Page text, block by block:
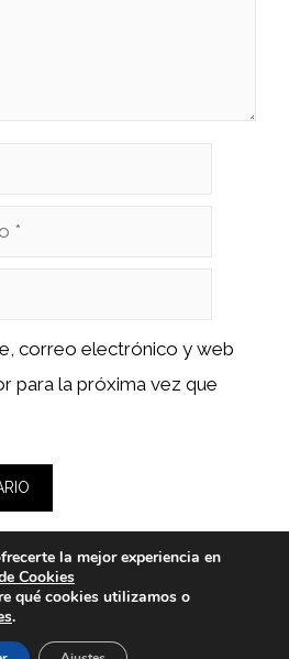
correo electrónico y web
para la próxima vez que
de Privacidad y Aviso Legal
la mejor experiencia en
Cookies
qué cookies utilizamos o
.